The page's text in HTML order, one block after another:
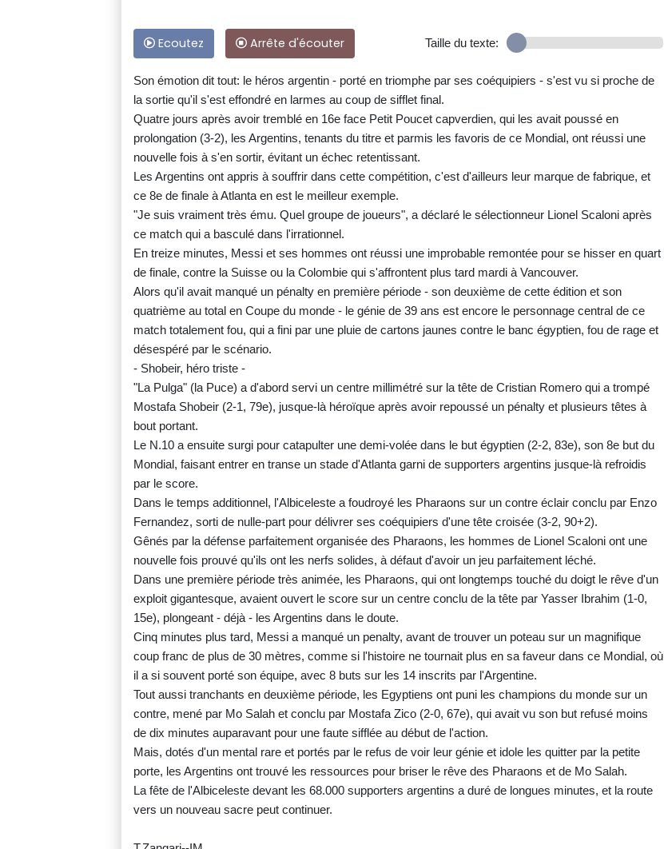
Ecoutez Arrête d'écouter Taille du texte:
Son émotion dit tout: le héros argentin - porté en triomphe par ses coéquipiers - s'est vu si proche de
la sortie qu'il s'est effondré en larmes au coup de sifflet final.
Quatre jours après avoir tremblé en 16e face Petit Poucet capverdien, qui les avait poussé en
prolongation (3-2), les Argentins, tenants du titre et parmis les favoris de ce Mondial, ont réussi une
nouvelle fois à s'en sortir, évitant un échec retentissant.
Les Argentins ont appris à souffrir dans cette compétition, c'est d'ailleurs leur marque de fabrique, et
ce 8e de finale à Atlanta en est le meilleur exemple.
"Je suis vraiment très ému. Quel groupe de joueurs", a déclaré le sélectionneur Lionel Scaloni après
ce match qui a basculé dans l'irrationnel.
En treize minutes, Messi et ses hommes ont réussi une improbable remontée pour se hisser en quart
de finale, contre la Suisse ou la Colombie qui s'affrontent plus tard mardi à Vancouver.
Alors qu'il avait manqué un pénalty en première période - son deuxième de cette édition et son
quatrième au total en Coupe du monde - le génie de 39 ans est encore le personnage central de ce
match totalement fou, qui a fini par une pluie de cartons jaunes contre le banc égyptien, fou de rage et
désespéré par le scénario.
- Shobeir, héro triste -
"La Pulga" (la Puce) a d'abord servi un centre millimétré sur la tête de Cristian Romero qui a trompé
Mostafa Shobeir (2-1, 79e), jusque-là héroïque après avoir repoussé un pénalty et plusieurs têtes à
bout portant.
Le N.10 a ensuite surgi pour catapulter une demi-volée dans le but égyptien (2-2, 83e), son 8e but du
Mondial, faisant entrer en transe un stade d'Atlanta garni de supporters argentins jusque-là refroidis
par le score.
Dans le temps additionnel, l'Albiceleste a foudroyé les Pharaons sur un contre éclair conclu par Enzo
Fernandez, sorti de nulle-part pour délivrer ses coéquipiers d'une tête croisée (3-2, 90+2).
Gênés par la défense parfaitement organisée des Pharaons, les hommes de Lionel Scaloni ont une
nouvelle fois prouvé qu'ils ont les nerfs solides, à défaut d'avoir un jeu parfaitement léché.
Dans une première période très animée, les Pharaons, qui ont longtemps touché du doigt le rêve d'un
exploit gigantesque, avaient ouvert le score sur un centre conclu de la tête par Yasser Ibrahim (1-0,
15e), plongeant - déjà - les Argentins dans le doute.
Cinq minutes plus tard, Messi a manqué un penalty, avant de trouver un poteau sur un magnifique
coup franc de plus de 30 mètres, comme si l'histoire ne tournait plus en sa faveur dans ce Mondial, où
il a si souvent porté son équipe, avec 8 buts sur les 14 inscrits par l'Argentine.
Tout aussi tranchants en deuxième période, les Egyptiens ont puni les champions du monde sur un
contre, mené par Mo Salah et conclu par Mostafa Zico (2-0, 67e), qui avait vu son but refusé moins
de dix minutes auparavant pour une faute sifflée au début de l'action.
Mais, dotés d'un mental rare et portés par le refus de voir leur génie et idole les quitter par la petite
porte, les Argentins ont trouvé les ressources pour briser le rêve des Pharaons et de Mo Salah.
La fête de l'Albiceleste devant les 68.000 supporters argentins a duré de longues minutes, et la route
vers un nouveau sacre peut continuer.